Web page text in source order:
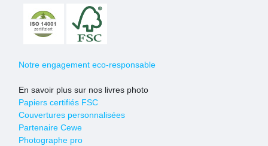
Notre engagement eco-responsable
En savoir plus sur nos livres photo
Papiers certifiés FSC
Couvertures personnalisées
Partenaire Cewe
Photographe pro